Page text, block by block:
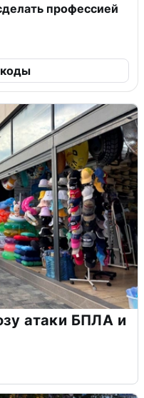
профессией
атаки БПЛА и